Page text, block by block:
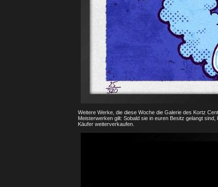
Weitere Werke, die diese Woche die Galerie des Kortz
Meisterwerken gilt: Sobald sie in euren Besitz gelangt
Käufer weiterverkaufen.